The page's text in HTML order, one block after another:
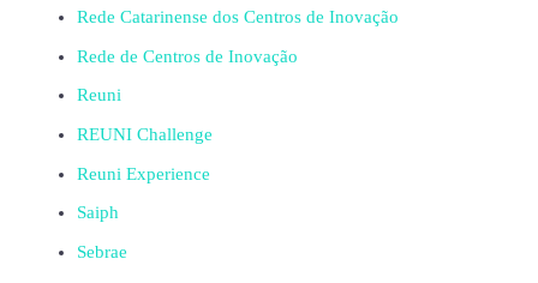
Rede Catarinense dos Centros de Inovação
Rede de Centros de Inovação
Reuni
REUNI Challenge
Reuni Experience
Saiph
Sebrae